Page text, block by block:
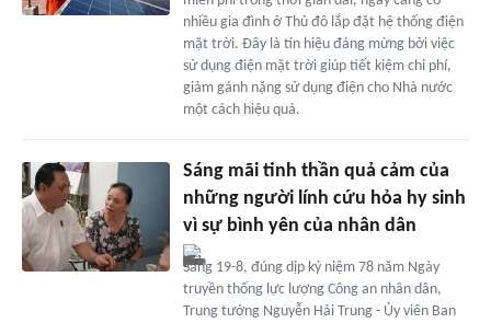
nhiều gia đình ở Thủ đô lắp đặt hệ thống điện
mặt trời. Đây là tín hiệu đáng mừng bởi việc
sử dụng điện mặt trời giúp tiết kiệm chi phí,
giảm gánh nặng sử dụng điện cho Nhà nước
một cách hiệu quả.
Sáng mãi tinh thần quả cảm của
những người lính cứu hỏa hy sinh
vì sự bình yên của nhân dân
Sáng 19-8, đúng dịp kỷ niệm 78 năm Ngày
truyền thống lực lượng Công an nhân dân,
Trung tướng Nguyễn Hải Trung - Ủy viên Ban